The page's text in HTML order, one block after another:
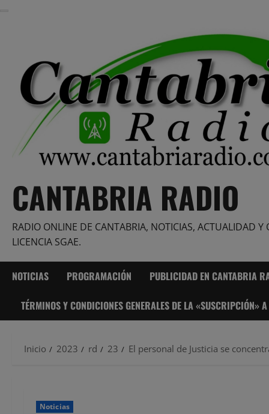
CANTABRIA RADIO
RADIO ONLINE DE CANTABRIA, NOTICIAS, ACTUALIDAD Y
LICENCIA SGAE.
NOTICIAS PROGRAMACIÓN PUBLICIDAD EN CANTABRIA
TÉRMINOS Y CONDICIONES GENERALES DE LA «SUSCRIPCIÓN»
Inicio 2023 rd 23 El personal de Justicia se
Noticias